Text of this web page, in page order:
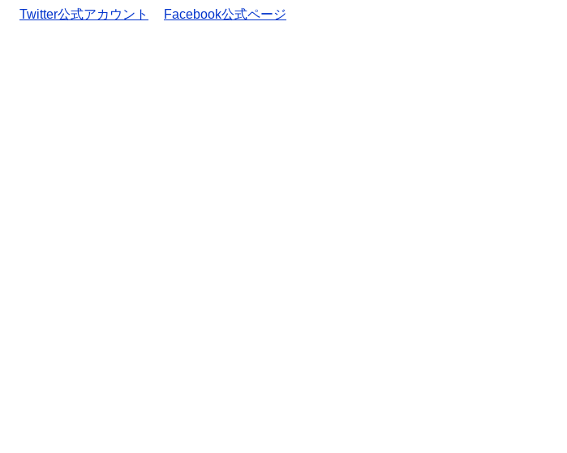
Twitter公式アカウント
Facebook公式ページ